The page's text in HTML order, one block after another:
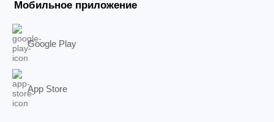
Мобильное приложение
Google Play
App Store